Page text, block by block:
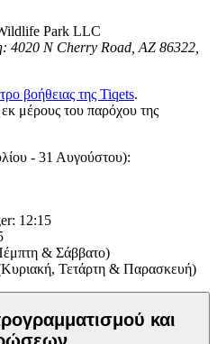
Park LLC
4020 N Cherry Road, AZ 86322,
βοήθειας της Tiqets.
μέρους του παρόχου της
- 31 Αυγούστου):
12:15
& Σάββατο)
Τετάρτη & Παρασκευή)
και